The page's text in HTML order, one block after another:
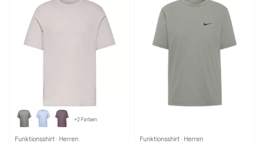
+2 Farben
Funktionsshirt · Herren Funktionsshirt · Herren